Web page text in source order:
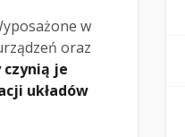
w
oraz
czynią je
układów